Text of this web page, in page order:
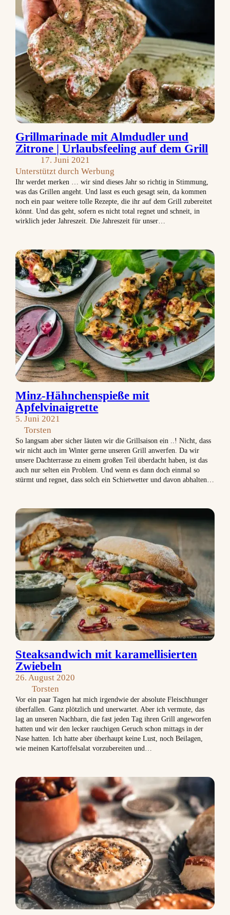
Grillmarinade mit Almdudler und
Zitrone | Urlaubsfeeling auf dem Grill
17. Juni 2021
Unterstützt durch Werbung
Ihr werdet merken … wir sind dieses Jahr so richtig in Stimmung,
was das Grillen angeht. Und lasst es euch gesagt sein, da kommen
noch ein paar weitere tolle Rezepte, die ihr auf dem Grill zubereitet
könnt. Und das geht, sofern es nicht total regnet und schneit, in
wirklich jeder Jahreszeit. Die Jahreszeit für unser…
Minz-Hähnchenspieße mit
Apfelvinaigrette
5. Juni 2021
Torsten
So langsam aber sicher läuten wir die Grillsaison ein ..! Nicht, dass
wir nicht auch im Winter gerne unseren Grill anwerfen. Da wir
unsere Dachterrasse zu einem großen Teil überdacht haben, ist das
auch nur selten ein Problem. Und wenn es dann doch einmal so
stürmt und regnet, dass solch ein Schietwetter und davon abhalten…
Steaksandwich mit karamellisierten
Zwiebeln
26. August 2020
Torsten
Vor ein paar Tagen hat mich irgendwie der absolute Fleischhunger
überfallen. Ganz plötzlich und unerwartet. Aber ich vermute, das
lag an unseren Nachbarn, die fast jeden Tag ihren Grill angeworfen
hatten und wir den lecker rauchigen Geruch schon mittags in der
Nase hatten. Ich hatte aber überhaupt keine Lust, noch Beilagen,
wie meinen Kartoffelsalat vorzubereiten und…